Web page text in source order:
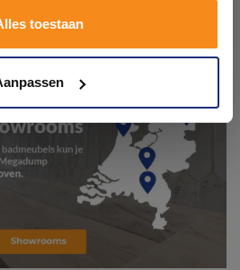
toestaan
ervaar zelf het verschil!